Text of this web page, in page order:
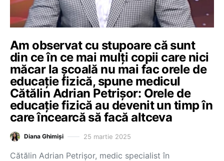
Am observat cu stupoare că sunt
din ce în ce mai mulți copii care nici
măcar la școală nu mai fac orele de
educație fizică, spune medicul
Cătălin Adrian Petrișor: Orele de
educație fizică au devenit un timp în
care încearcă să facă altceva
Diana Ghimiși 25 martie 2025
Cătălin Adrian Petrișor, medic specialist în